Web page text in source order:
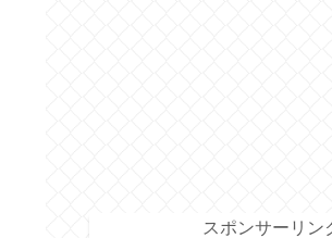
スポンサーリン